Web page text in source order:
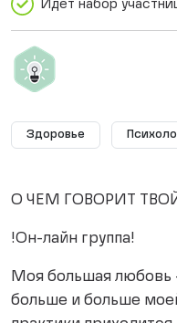
Идет набор
Здоровье
О ЧЕМ ГОВОРИТ
!Он-лайн группа!
Моя большая любовь
больше и больше